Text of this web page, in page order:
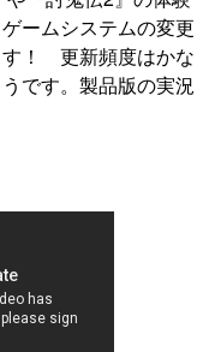
ームシステムの変更
す！ 更新頻度はかな
です。製品版の実況